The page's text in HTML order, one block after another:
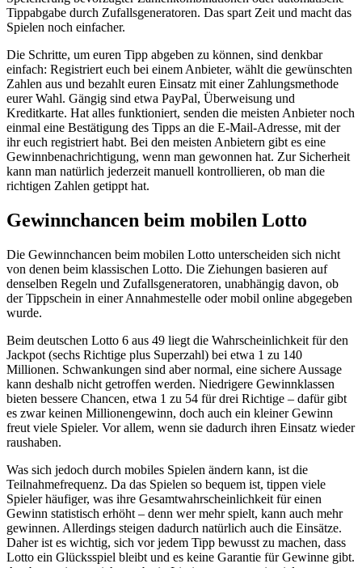
Tippabgabe durch Zufallsgeneratoren. Das spart Zeit und macht das
Spielen noch einfacher.
Die Schritte, um euren Tipp abgeben zu können, sind denkbar
einfach: Registriert euch bei einem Anbieter, wählt die gewünschten
Zahlen aus und bezahlt euren Einsatz mit einer Zahlungsmethode
eurer Wahl. Gängig sind etwa PayPal, Überweisung und
Kreditkarte. Hat alles funktioniert, senden die meisten Anbieter noch
einmal eine Bestätigung des Tipps an die E-Mail-Adresse, mit der
ihr euch registriert habt. Bei den meisten Anbietern gibt es eine
Gewinnbenachrichtigung, wenn man gewonnen hat. Zur Sicherheit
kann man natürlich jederzeit manuell kontrollieren, ob man die
richtigen Zahlen getippt hat.
Gewinnchancen beim mobilen Lotto
Die Gewinnchancen beim mobilen Lotto unterscheiden sich nicht
von denen beim klassischen Lotto. Die Ziehungen basieren auf
denselben Regeln und Zufallsgeneratoren, unabhängig davon, ob
der Tippschein in einer Annahmestelle oder mobil online abgegeben
wurde.
Beim deutschen Lotto 6 aus 49 liegt die Wahrscheinlichkeit für den
Jackpot (sechs Richtige plus Superzahl) bei etwa 1 zu 140
Millionen. Schwankungen sind aber normal, eine sichere Aussage
kann deshalb nicht getroffen werden. Niedrigere Gewinnklassen
bieten bessere Chancen, etwa 1 zu 54 für drei Richtige – dafür gibt
es zwar keinen Millionengewinn, doch auch ein kleiner Gewinn
freut viele Spieler. Vor allem, wenn sie dadurch ihren Einsatz wieder
raushaben.
Was sich jedoch durch mobiles Spielen ändern kann, ist die
Teilnahmefrequenz. Da das Spielen so bequem ist, tippen viele
Spieler häufiger, was ihre Gesamtwahrscheinlichkeit für einen
Gewinn statistisch erhöht – denn wer mehr spielt, kann auch mehr
gewinnen. Allerdings steigen dadurch natürlich auch die Einsätze.
Daher ist es wichtig, sich vor jedem Tipp bewusst zu machen, dass
Lotto ein Glücksspiel bleibt und es keine Garantie für Gewinne gibt.